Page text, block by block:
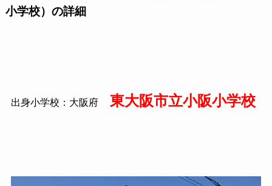
小学校）の詳細
出身小学校：大阪府 東大阪市立小阪小学校